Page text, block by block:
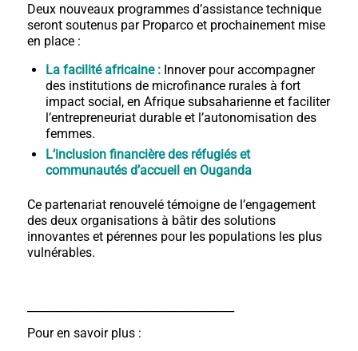
Deux nouveaux programmes d’assistance technique
seront soutenus par Proparco et prochainement mise
en place :
La facilité africaine :Innover pour accompagner
des institutions de microfinance rurales à fort
impact social, en Afrique subsaharienne et faciliter
l’entrepreneuriat durable et l’autonomisation des
femmes.
L’inclusion financière des réfugiés et
communautés d’accueil en Ouganda
Ce partenariat renouvelé témoigne de l’engagement
des deux organisations à bâtir des solutions
innovantes et pérennes pour les populations les plus
vulnérables.
Pour en savoir plus :